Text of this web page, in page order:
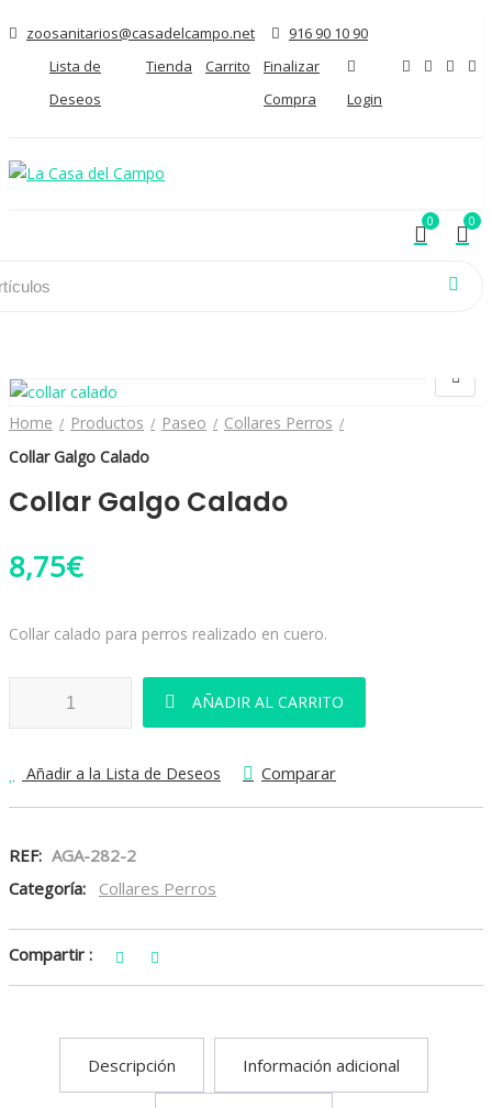
zoosanitarios@casadelcampo.net
916 90 10 90
Lista de
Deseos
Tienda Carrito
Finalizar
Compra
Login
0 0
Home Productos Paseo
Collares Perros
Collar Galgo Calado
Collar Galgo Calado
8,75€
Collar calado para perros realizado en cuero.
Collar Galgo Calado cantidad
AÑADIR AL CARRITO
Añadir a la Lista de Deseos Comparar
REF: AGA-282-2
Categoría:
Collares Perros
Compartir :
Descripción Información adicional